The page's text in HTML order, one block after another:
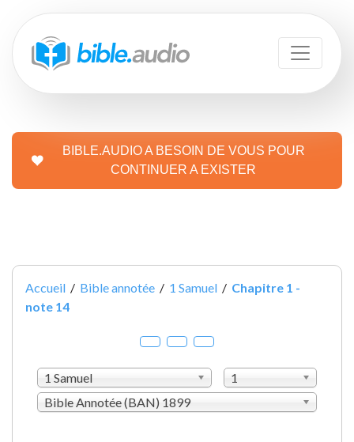
BIBLE.AUDIO A BESOIN DE VOUS POUR
CONTINUER A EXISTER
Accueil / Bible annotée / 1 Samuel / Chapitre 1 -
note 14
1 Samuel
1
Bible Annotée (BAN) 1899